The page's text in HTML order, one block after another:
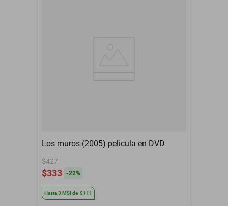
Los muros (2005) pelicula en DVD
$427
$333 -22%
Hasta3 MSIde $111